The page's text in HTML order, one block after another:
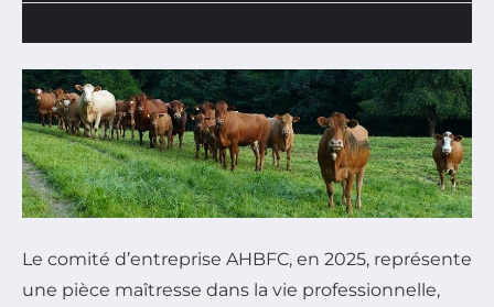
Le comité d’entreprise AHBFC, en 2025, représente
une pièce maîtresse dans la vie professionnelle,